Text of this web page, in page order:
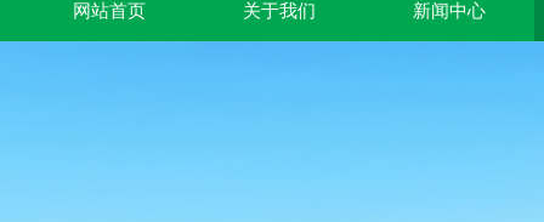
网站首页 关于我们 新闻中心